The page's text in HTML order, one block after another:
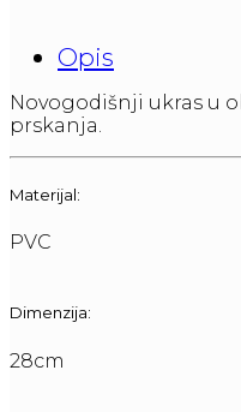
Opis
Novogodišnji ukras u
prskanja.
Materijal:
PVC
Dimenzija:
28cm